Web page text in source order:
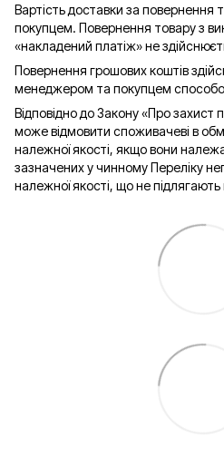
Вартість доставки за повернення
покупцем. Повернення товару з
«накладений платіж» не
Повернення грошових коштів
менеджером та покупцем
Відповідно до Закону «Про захист
може відмовити споживачеві в
належної якості, якщо вони
зазначених у чинному Переліку
належної якості, що не